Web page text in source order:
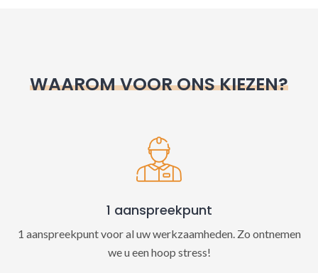
WAAROM VOOR ONS KIEZEN?
1 aanspreekpunt
1 aanspreekpunt voor al uw werkzaamheden. Zo ontnemen
we u een hoop stress!